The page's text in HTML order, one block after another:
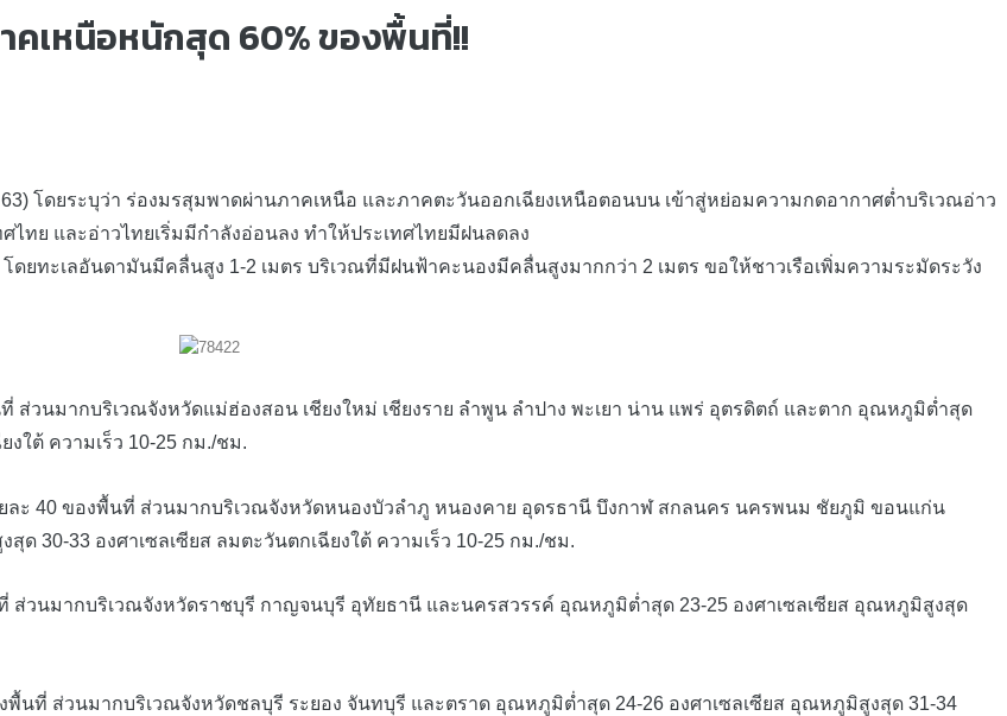
เหนือหนักสุด 60% ของพื้นที่!!
ดยระบุว่า ร่องมรสุมพาดผ่านภาคเหนือ และภาคตะวันออกเฉียงเหนือตอนบน เข้าสู่หย่อมความกดอากาศต่ำบริเวณอ่าว
ทย และอ่าวไทยเริ่มมีกำลังอ่อนลง ทำให้ประเทศไทยมีฝนลดลง
ะเลอันดามันมีคลื่นสูง 1-2 เมตร บริเวณที่มีฝนฟ้าคะนองมีคลื่นสูงมากกว่า 2 เมตร ขอให้ชาวเรือเพิ่มความระมัดระวัง
มากบริเวณจังหวัดแม่ฮ่องสอน เชียงใหม่ เชียงราย ลำพูน ลำปาง พะเยา น่าน แพร่ อุตรดิตถ์ และตาก อุณหภูมิต่ำสุด
งใต้ ความเร็ว 10-25 กม./ชม.
40 ของพื้นที่ ส่วนมากบริเวณจังหวัดหนองบัวลำภู หนองคาย อุดรธานี บึงกาฬ สกลนคร นครพนม ชัยภูมิ ขอนแก่น
30-33 องศาเซลเซียส ลมตะวันตกเฉียงใต้ ความเร็ว 10-25 กม./ชม.
นมากบริเวณจังหวัดราชบุรี กาญจนบุรี อุทัยธานี และนครสวรรค์ อุณหภูมิต่ำสุด 23-25 องศาเซลเซียส อุณหภูมิสูงสุด
ส่วนมากบริเวณจังหวัดชลบุรี ระยอง จันทบุรี และตราด อุณหภูมิต่ำสุด 24-26 องศาเซลเซียส อุณหภูมิสูงสุด 31-34